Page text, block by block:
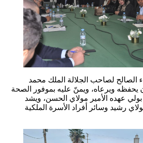
الصالح لصاحب الجلالة الملك محمد
يحفظه ويرعاه، ويمنّ عليه بموفور الصحة
بولي عهده الأمير مولاي الحسن، ويشد
رشيد وسائر أفراد الأسرة الملكية